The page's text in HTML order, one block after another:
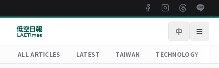
中 Open
ALL ARTICLES LATEST TAIWAN TECHNOLOGY